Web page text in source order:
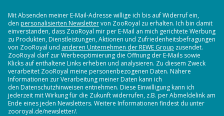
Mit Absenden meiner E-Mail-Adresse willige ich bis auf Widerruf ein,
den personalisierten Newslettervon ZooRoyal zu erhalten. Ich bin damit
einverstanden, dass ZooRoyal mir per E-Mail an mich gerichtete Werbung
zu Produkten, Dienstleistungen, Aktionen und Zufriedenheitsbefragungen
von ZooRoyal und anderen Unternehmen der REWE Group zusendet.
ZooRoyal darf zur Werbeoptimierung die Öffnung der E-Mails sowie
Klicks auf enthaltene Links erheben und analysieren. Zu diesem Zweck
verarbeitet ZooRoyal meine personenbezogenen Daten. Nähere
Informationen zur Verarbeitung meiner Daten kann ich
den Datenschutzhinweisen entnehmen. Diese Einwilligung kann ich
jederzeit mit Wirkung für die Zukunft widerrufen, z.B. per Abmeldelink am
Ende eines jeden Newsletters. Weitere Informationen findest du unter
zooroyal.de/newsletter/.